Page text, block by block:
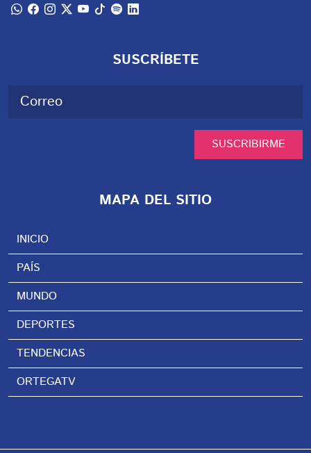
SUSCRÍBETE
SUSCRIBIRME
MAPA DEL SITIO
INICIO
PAÍS
MUNDO
DEPORTES
TENDENCIAS
ORTEGATV